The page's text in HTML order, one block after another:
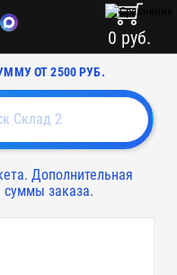
ОТ 2500 РУБ.
0 руб.
Дополнительная
суммы заказа.